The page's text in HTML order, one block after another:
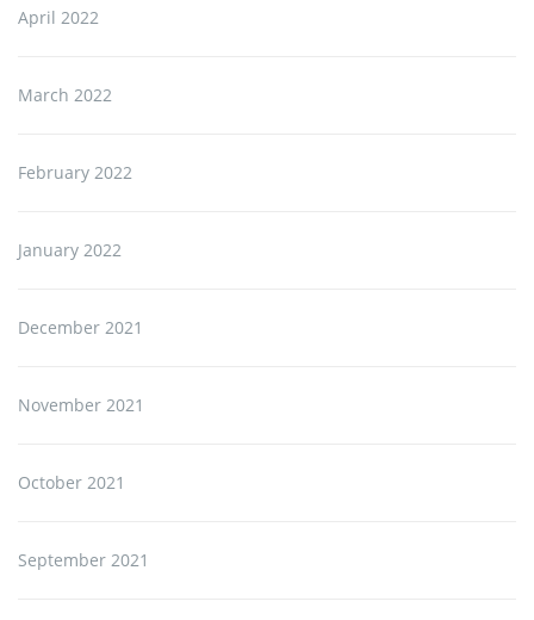
April 2022
March 2022
February 2022
January 2022
December 2021
November 2021
October 2021
September 2021